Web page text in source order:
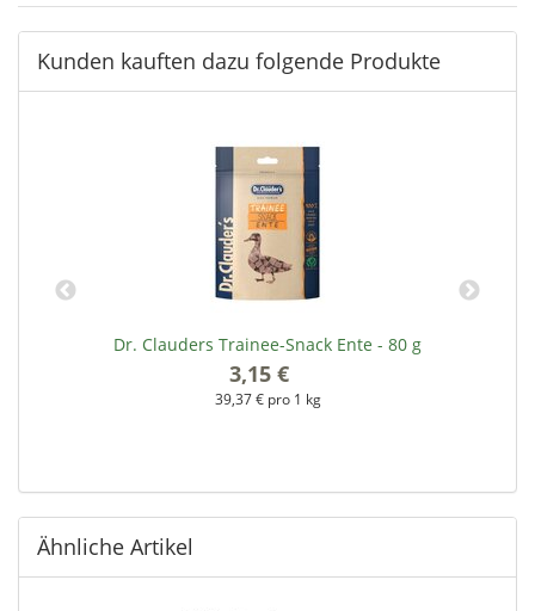
Kunden kauften dazu folgende Produkte
Dr. Clauders Trainee-Snack Ente - 80 g
3,15 €
39,37 € pro 1 kg
Ähnliche Artikel